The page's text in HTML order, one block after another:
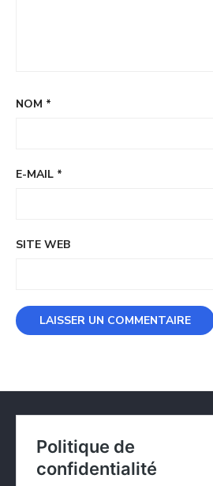
NOM *
E-MAIL *
SITE WEB